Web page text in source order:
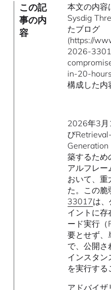
この記
事の内
容
本文の内
Sysdig
たブログ
(https://
2026-
in-20-
構成した内
2026年3月
び
Generation
築するため
アルフレー
おいて、重
た。この脆
33017は
イントに存
ード実行（
要とせず、
で、公開
インスタン
を実行する
アドバイ